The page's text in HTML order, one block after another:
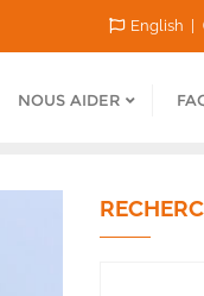
English
NOUS AIDER